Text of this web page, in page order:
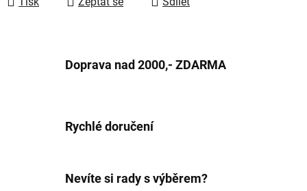
Doprava nad 2000,- ZDARMA
Rychlé doručení
Nevíte si rady s výběrem?